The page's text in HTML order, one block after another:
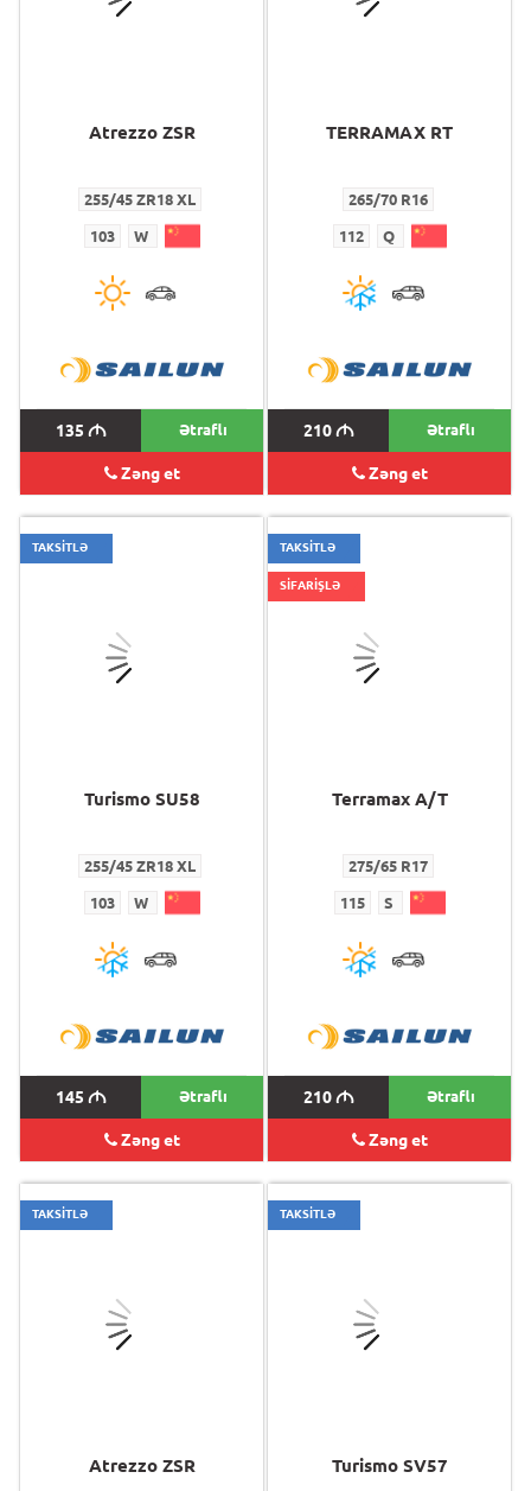
Atrezzo ZSR
255/45 ZR18 XL
103 W
135 M Ətraflı
Zəng et
TERRAMAX RT
265/70 R16
112 Q
210M Ətraflı
Zəng et
TAKSİTLƏ
Turismo SU58
255/45 ZR18 XL
103 W
145 M Ətraflı
Zəng et
TAKSİTLƏ
SİFARİŞLƏ
Terramax A/T
275/65 R17
115 S
210M Ətraflı
Zəng et
TAKSİTLƏ
Atrezzo ZSR
TAKSİTLƏ
Turismo SV57